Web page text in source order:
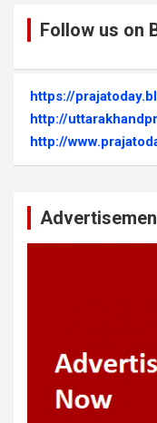
Follow us on
https://
http://
http://